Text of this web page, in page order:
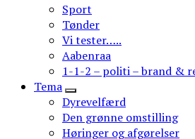
Sport
Tønder
Vi tester…..
Aabenraa
1-1-2 – politi – brand &
Tema
Dyrevelfærd
Den grønne omstilling
Høringer og afgørelser